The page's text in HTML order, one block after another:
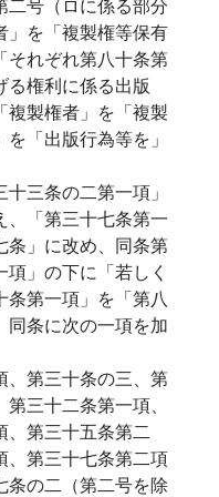
」を「複製権等保有
それぞれ第八十条第
権利に係る出版
複製権者」を「複製
「出版行為等を」
三条の二第一項」
、「第三十七条第一
条」に改め、同条第
」の下に「若しく
条第一項」を「第八
同条に次の一項を加
、第三十条の三、第
三十二条第一項、
、第三十五条第二
、第三十七条第二項
条の二（第二号を除